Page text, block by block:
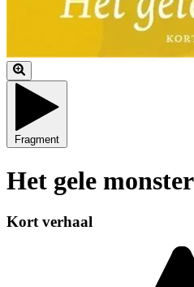
Fragment
Het gele monster
Kort verhaal